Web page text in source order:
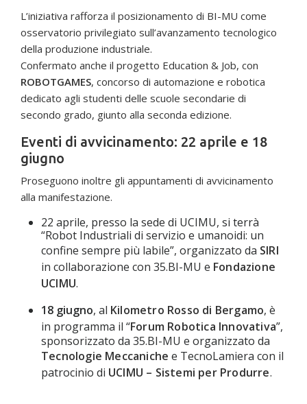
L’iniziativa rafforza il posizionamento di BI-MU come
osservatorio privilegiato sull’avanzamento tecnologico
della produzione industriale.
Confermato anche il progetto Education & Job, con
ROBOTGAMES, concorso di automazione e robotica
dedicato agli studenti delle scuole secondarie di
secondo grado, giunto alla seconda edizione.
Eventi di avvicinamento: 22 aprile e 18
giugno
Proseguono inoltre gli appuntamenti di avvicinamento
alla manifestazione.
22 aprile, presso la sede di UCIMU, si terrà
“Robot Industriali di servizio e umanoidi: un
confine sempre più labile”, organizzato da SIRI
in collaborazione con 35.BI-MU e Fondazione
UCIMU.
18 giugno, al Kilometro Rosso di Bergamo, è
in programma il “Forum Robotica Innovativa”,
sponsorizzato da 35.BI-MU e organizzato da
Tecnologie Meccaniche e TecnoLamiera con il
patrocinio di UCIMU – Sistemi per Produrre.